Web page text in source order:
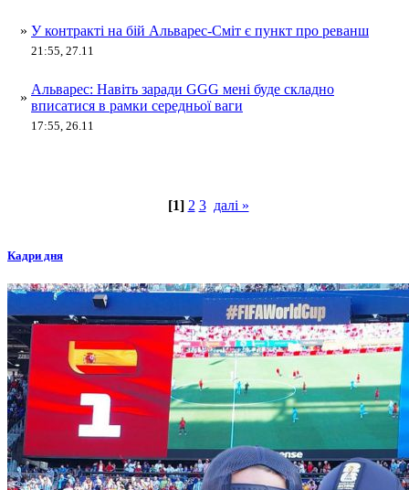
» У контракті на бій Альварес-Сміт є пункт про реванш
21:55, 27.11
»
Альварес: Навіть заради GGG мені буде складно
вписатися в рамки середньої ваги
17:55, 26.11
[1] 2 3 далі »
Кадри дня